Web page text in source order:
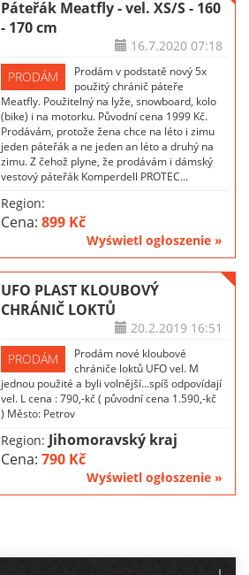
Páteřák Meatfly - vel. XS/S - 160
- 170 cm
16.7.202007:18
PRODÁM
Prodám v podstatě nový 5x
použitý chránič páteře
Meatfly. Použitelný na lyže, snowboard, kolo
(bike) i na motorku. Původní cena 1999 Kč.
Prodávám, protože žena chce na léto i zimu
jeden páteřák a ne jeden an léto a druhý na
zimu. Z čehož plyne, že prodávám i dámský
vestový páteřák Komperdell PROTEC...
Region:
Cena:899 Kč
Wyświetl ogłoszenie »
UFO PLAST KLOUBOVÝ
CHRÁNIČ LOKTŮ
20.2.2019 16:51
PRODÁM
Prodám nové kloubové
chrániče loktů UFO vel. M
jednou použité a byli volnější...spíš odpovídají
vel. L cena : 790,-kč ( původní cena 1.590,-kč
) Město: Petrov
Region: Jihomoravský kraj
Cena:790 Kč
Wyświetl ogłoszenie »